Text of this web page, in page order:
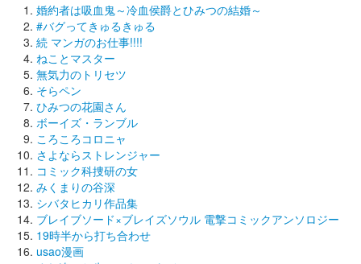
婚約者は吸血鬼～冷血侯爵とひみつの結婚～
#バグってきゅるきゅる
続 マンガのお仕事!!!!
ねことマスター
無気力のトリセツ
そらペン
ひみつの花園さん
ボーイズ・ランブル
ころころコロニャ
さよならストレンジャー
コミック科捜研の女
みくまりの谷深
シバタヒカリ作品集
ブレイブソード×ブレイズソウル 電撃コミックアンソロジー
19時半から打ち合わせ
usao漫画